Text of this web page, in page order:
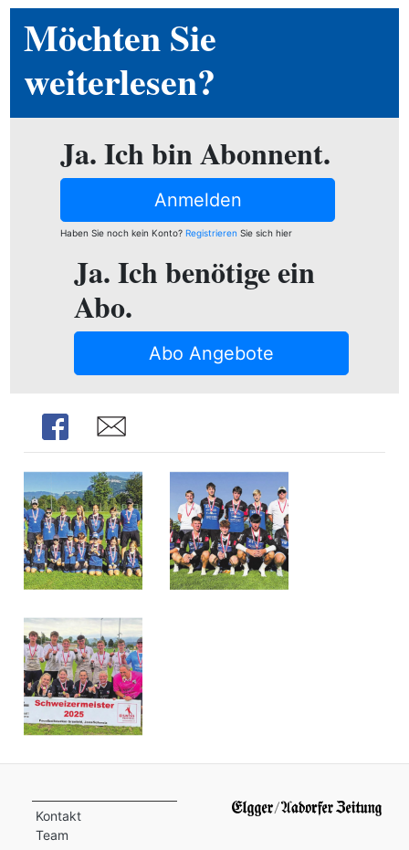
Möchten Sie
weiterlesen?
Ja. Ich bin Abonnent.
Anmelden
Haben Sie noch kein Konto? RegistrierenSie sich hier
Ja. Ich benötige ein
Abo.
Abo Angebote
Share Share
Kontakt
Team